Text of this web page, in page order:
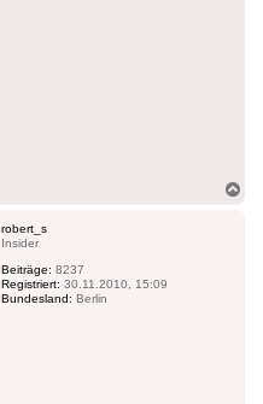
robert_s
Insider
Beiträge: 8237
Registriert: 30.11.2010, 15:09
Bundesland: Berlin